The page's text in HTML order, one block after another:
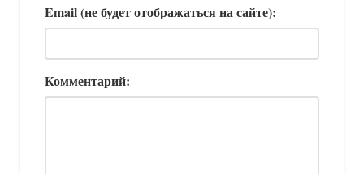
Email (не будет отображаться на сайте):
Комментарий: